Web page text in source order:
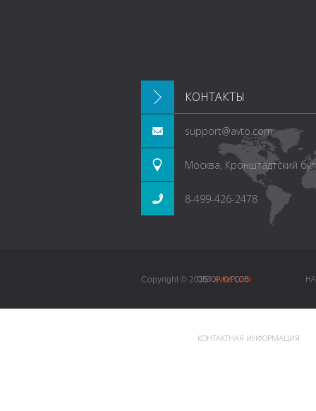
КОНТАКТЫ
support@avto.com
Москва, Кронштадтский
8-499-426-2478
Copyright © 2015.avto.com
ОБЗОР КУРСОВ
КОНТАКТНАЯ ИНФОРМАЦИЯ